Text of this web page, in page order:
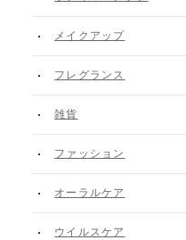
メイクアップ
フレグランス
雑貨
ファッション
オーラルケア
ウイルスケア